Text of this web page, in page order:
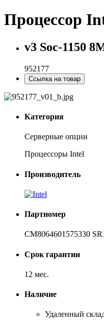
Процессор
v3 Soc-1150
952177
Ссылка на товар
Категория
Серверные опции
Процессоры Intel
Производитель
Партномер
CM8064601575330
Срок гарантии
12 мес.
Наличие
Удаленный